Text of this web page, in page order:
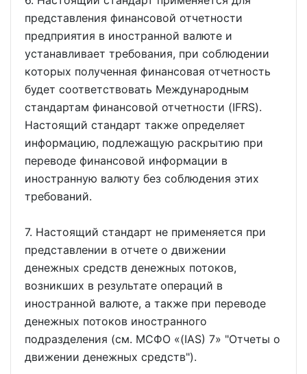
представления финансовой отчетности
предприятия в иностранной валюте и
устанавливает требования, при соблюдении
которых полученная финансовая отчетность
будет соответствовать Международным
стандартам финансовой отчетности (IFRS).
Настоящий стандарт также определяет
информацию, подлежащую раскрытию при
переводе финансовой информации в
иностранную валюту без соблюдения этих
требований.
7. Настоящий стандарт не применяется при
представлении в отчете о движении
денежных средств денежных потоков,
возникших в результате операций в
иностранной валюте, а также при переводе
денежных потоков иностранного
подразделения (см. МСФО
(IAS) 7
"Отчеты о
движении денежных средств").